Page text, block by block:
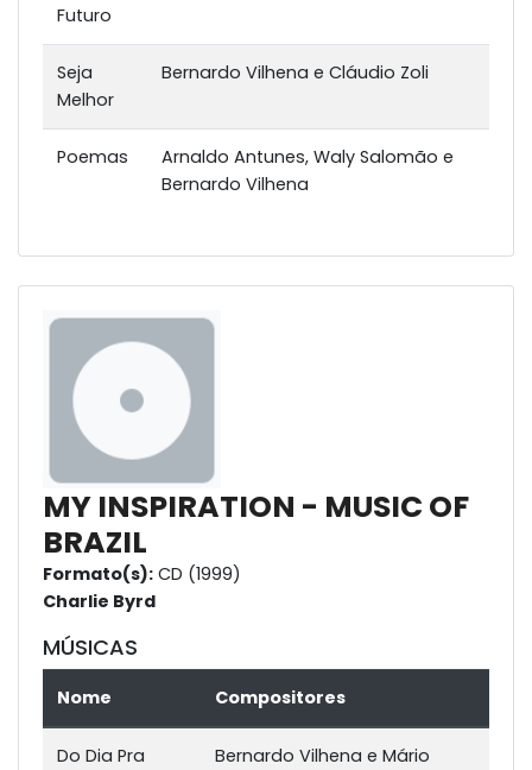
Futuro
Seja
Melhor
Bernardo Vilhena e Cláudio Zoli
Poemas
Arnaldo Antunes, Waly Salomão e
Bernardo Vilhena
MY INSPIRATION - MUSIC OF
BRAZIL
Formato(s): CD (1999)
Charlie Byrd
MÚSICAS
Nome Compositores
Do Dia Pra
Bernardo Vilhena e Mário